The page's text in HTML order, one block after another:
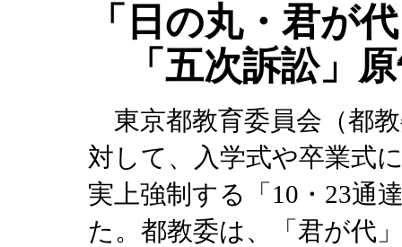
「日の丸・君が
「五次訴訟」
東京都教育委員会（都
対して、入学式や卒業式
実上強制する「10・23通
た。都教委は、「君が代